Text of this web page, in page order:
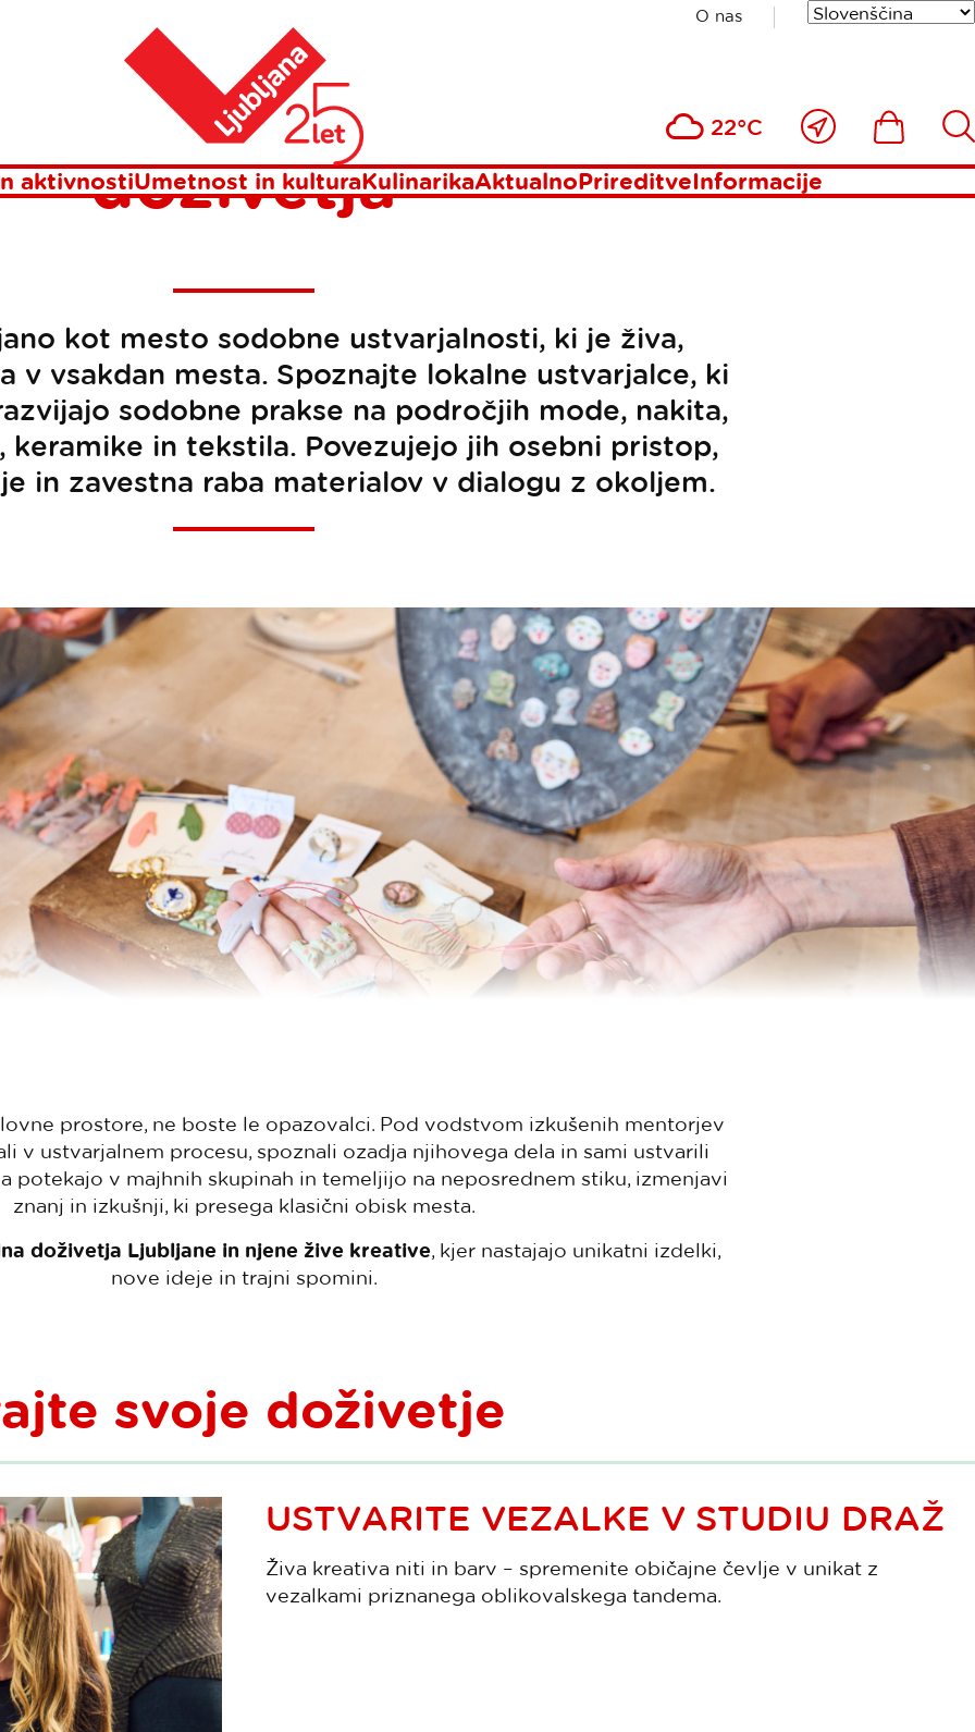
O nas
22°C
Blizu
mene
Ikona Išči
aktivnostiUmetnost in kulturaKulinarikaAktualnoPrireditveInformacije
ustvarjalna
doživetja
kot mesto sodobne ustvarjalnosti, ki je živa,
v vsakdan mesta. Spoznajte lokalne ustvarjalce, ki
sodobne prakse na področjih mode, nakita,
keramike in tekstila. Povezujejo jih osebni pristop,
in zavestna raba materialov v dialogu z okoljem.
prostore, ne boste le opazovalci. Pod vodstvom izkušenih mentorjev
v ustvarjalnem procesu, spoznali ozadja njihovega dela in sami ustvarili
potekajo v majhnih skupinah in temeljijo na neposrednem stiku, izmenjavi
znanj in izkušnji, ki presega klasični obisk mesta.
doživetja Ljubljane in njene žive kreative, kjer nastajajo unikatni izdelki,
nove ideje in trajni spomini.
svoje doživetje
USTVARITE VEZALKE V STUDIU DRAŽ
Živa kreativa niti in barv – spremenite običajne čevlje v unikat z
vezalkami priznanega oblikovalskega tandema.